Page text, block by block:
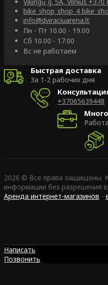
bike_shop_shop_4
info@dviraciuarena.lt
Пн - Пт 10.00 - 19.00
Сб 10.00 - 17.00
Вс не работаем
Быстрая доставка
За 1-2 рабочих дня
+37065639448
2026 © Все права защищены.
информации без разрешения
Аренда интернет-магазинов -
Написать
Позвонить